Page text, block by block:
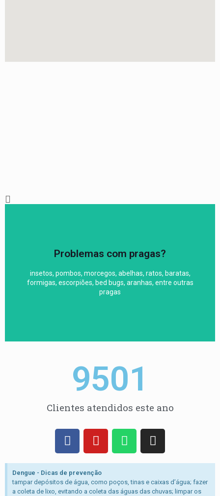
Problemas com pragas?
insetos, pombos, morcegos, abelhas, ratos, baratas,
formigas, escorpiões, bed bugs, aranhas, entre outras
pragas
Atendimento imediato,aberta 24 horas 7 dias por
semana. A melhor empresa do Brasil em serviços para
saúde pública.
Clientes atendidos este ano
9501
Dengue - Dicas de prevenção
tampar depósitos de água, como poços, tinas e caixas d’água; fazer
a coleta de lixo, evitando a coleta das águas das chuvas; limpar os